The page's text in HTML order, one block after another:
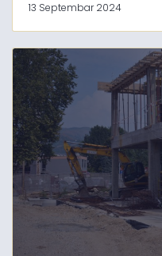
13 Septembar 2024